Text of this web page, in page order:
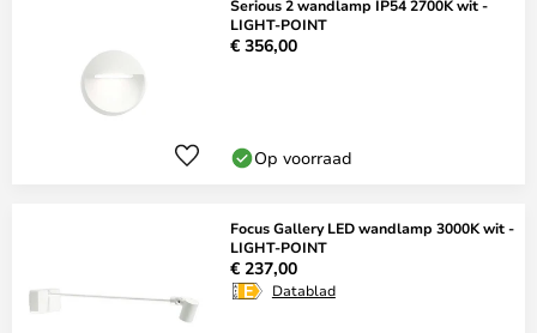
Serious 2 wandlamp IP54 2700K wit -
LIGHT-POINT
€ 356,00
Op voorraad
Focus Gallery LED wandlamp 3000K wit -
LIGHT-POINT
€ 237,00
Datablad